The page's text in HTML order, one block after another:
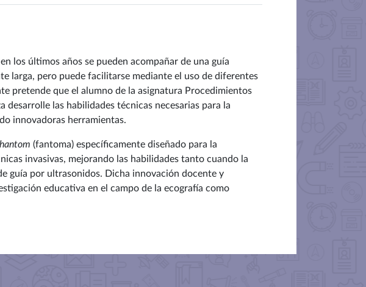
los últimos años se pueden acompañar de una guía
larga, pero puede facilitarse mediante el uso de diferentes
pretende que el alumno de la asignatura Procedimientos
desarrolle las habilidades técnicas necesarias para la
innovadoras herramientas.
(fantoma) específicamente diseñado para la
invasivas, mejorando las habilidades tanto cuando la
guía por ultrasonidos. Dicha innovación docente y
educativa en el campo de la ecografía como